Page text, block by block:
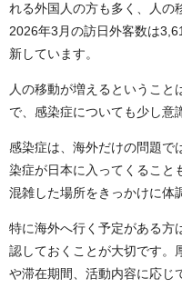
れる外国人の方も多く、人の
2026年3月の訪日外客数は
新しています。
人の移動が増えるということ
で、感染症についても少し意
感染症は、海外だけの問題で
染症が日本に入ってくること
混雑した場所をきっかけに体
特に海外へ行く予定がある方
認しておくことが大切です。
や滞在期間、活動内容に応じ